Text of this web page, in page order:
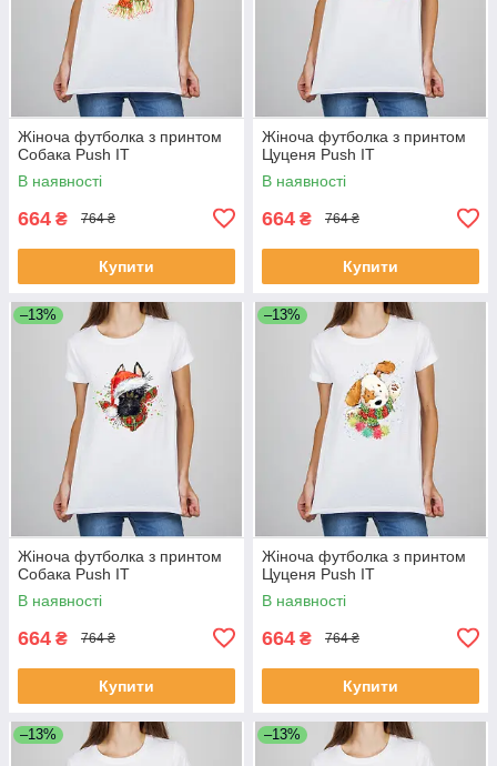
Жіноча футболка з принтом
Собака Push IT
В наявності
664 ₴ 764 ₴
Купити
Жіноча футболка з принтом
Цуценя Push IT
В наявності
664 ₴ 764 ₴
Купити
–13%
Жіноча футболка з принтом
Собака Push IT
В наявності
664 ₴ 764 ₴
Купити
–13%
Жіноча футболка з принтом
Цуценя Push IT
В наявності
664 ₴ 764 ₴
Купити
–13% –13%